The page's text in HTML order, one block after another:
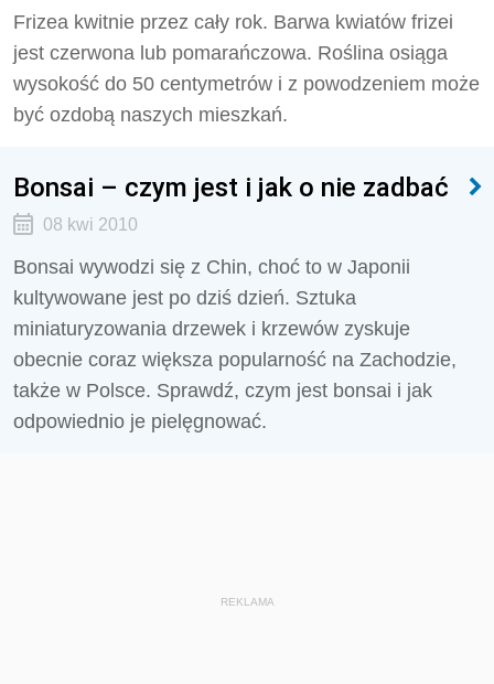
Frizea kwitnie przez cały rok. Barwa kwiatów frizei
jest czerwona lub pomarańczowa. Roślina osiąga
wysokość do 50 centymetrów i z powodzeniem może
być ozdobą naszych mieszkań.
Bonsai – czym jest i jak o nie zadbać
08 kwi 2010
Bonsai wywodzi się z Chin, choć to w Japonii
kultywowane jest po dziś dzień. Sztuka
miniaturyzowania drzewek i krzewów zyskuje
obecnie coraz większa popularność na Zachodzie,
także w Polsce. Sprawdź, czym jest bonsai i jak
odpowiednio je pielęgnować.
REKLAMA